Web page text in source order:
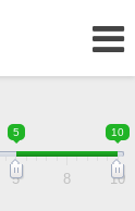
5 10
5 8 10